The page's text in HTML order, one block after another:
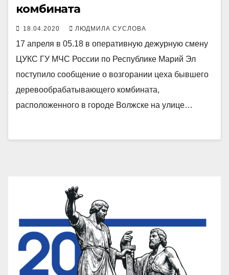
комбината
18.04.2020 ЛЮДМИЛА СУСЛОВА
17 апреля в 05.18 в оперативную дежурную смену
ЦУКС ГУ МЧС России по Республике Марий Эл
поступило сообщение о возгорании цеха бывшего
деревообрабатывающего комбината,
расположенного в городе Волжске на улице…